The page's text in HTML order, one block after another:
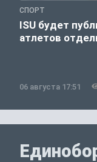
СПОРТ
ISU будет
атлетов
06 августа 17:51